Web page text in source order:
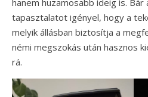
tapasztalatot igényel, hogy a
melyik állásban biztosítja a
némi megszokás után hasznos
rá.